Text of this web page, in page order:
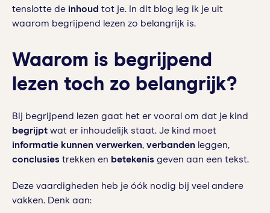
tenslotte de inhoud tot je. In dit blog leg ik je uit
waarom begrijpend lezen zo belangrijk is.
Waarom is begrijpend
lezen toch zo belangrijk?
Bij begrijpend lezen gaat het er vooral om dat je kind
begrijpt wat er inhoudelijk staat. Je kind moet
informatie kunnen verwerken, verbanden leggen,
conclusies trekken en betekenis geven aan een tekst.
Deze vaardigheden heb je óók nodig bij veel andere
vakken. Denk aan: